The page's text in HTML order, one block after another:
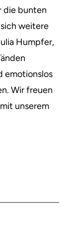
die bunten
weitere
Humpfer,
emotionslos
Wir freuen
unserem